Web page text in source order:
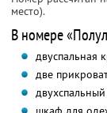
место).
В номере
двуспальная
две